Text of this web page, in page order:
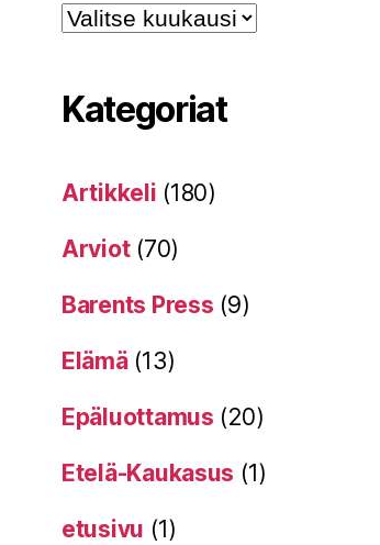
Kategoriat
Artikkeli (180)
Arviot(70)
Barents Press (9)
Elämä(13)
Epäluottamus (20)
Etelä-Kaukasus (1)
etusivu (1)